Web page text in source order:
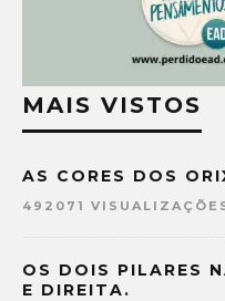
MAIS VISTOS
AS CORES DOS
492071
OS DOIS PILARES
E DIREITA.